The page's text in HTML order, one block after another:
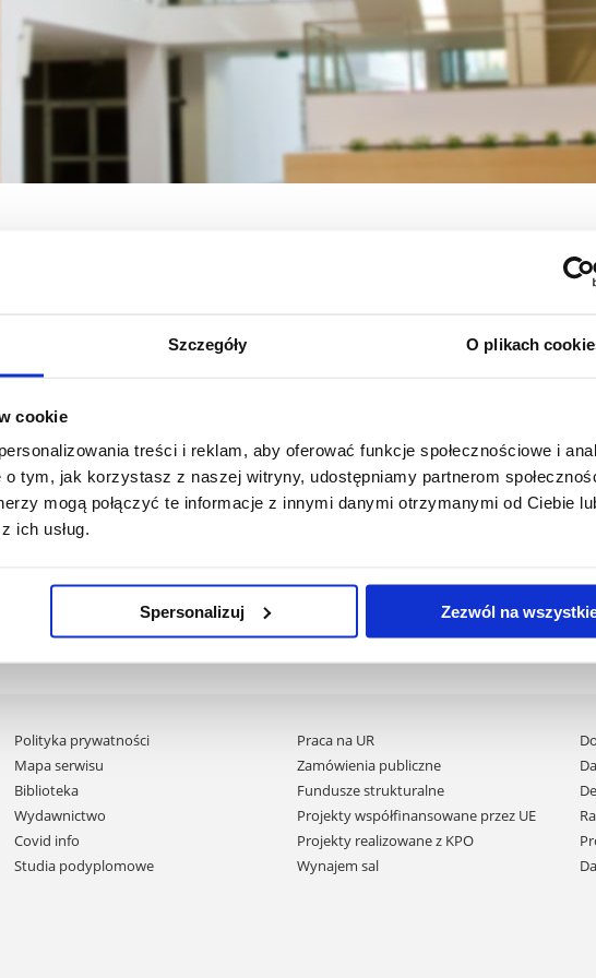
Szczegóły O plikach
cookie
treści i reklam, aby oferować funkcje społecznościowe i
tym, jak korzystasz z naszej witryny, udostępniamy partnerom
mogą połączyć te informacje z innymi danymi otrzymanymi od Ciebie
ich usług.
Spersonalizuj Zezwól na
Pomiń
nawigację
i
przejdź
do
treści
Polityka prywatności
Mapa serwisu
Biblioteka
Wydawnictwo
Covid info
Studia podyplomowe
Praca na UR
Zamówienia publiczne
Fundusze strukturalne
Projekty współfinansowane przez UE
Projekty realizowane z KPO
Wynajem sal